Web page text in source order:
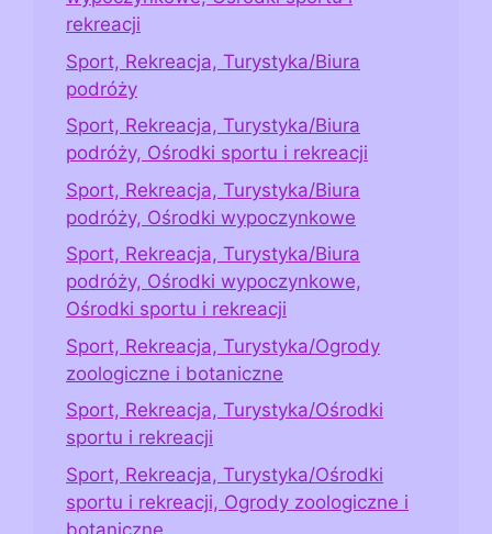
rekreacji
Sport, Rekreacja, Turystyka/Biura
podróży
Sport, Rekreacja, Turystyka/Biura
podróży, Ośrodki sportu i rekreacji
Sport, Rekreacja, Turystyka/Biura
podróży, Ośrodki wypoczynkowe
Sport, Rekreacja, Turystyka/Biura
podróży, Ośrodki wypoczynkowe,
Ośrodki sportu i rekreacji
Sport, Rekreacja, Turystyka/Ogrody
zoologiczne i botaniczne
Sport, Rekreacja, Turystyka/Ośrodki
sportu i rekreacji
Sport, Rekreacja, Turystyka/Ośrodki
sportu i rekreacji, Ogrody zoologiczne i
botaniczne